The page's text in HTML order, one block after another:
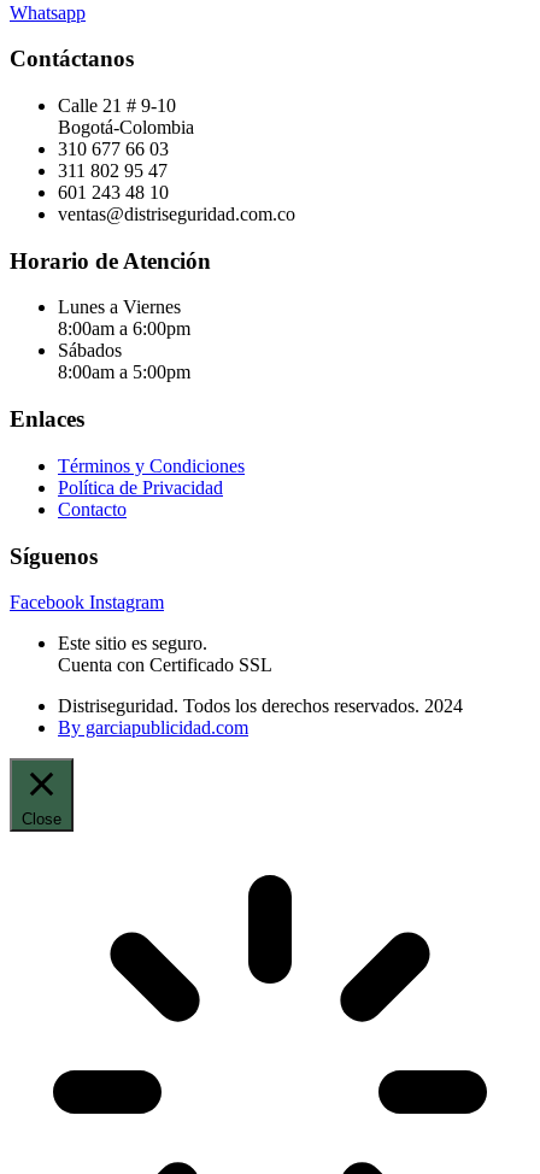
Whatsapp
Contáctanos
Calle 21 # 9-10
Bogotá-Colombia
310 677 66 03
311 802 95 47
601 243 48 10
ventas@distriseguridad.com.co
Horario de Atención
Lunes a Viernes
8:00am a 6:00pm
Sábados
8:00am a 5:00pm
Enlaces
Términos y Condiciones
Política de Privacidad
Contacto
Síguenos
Facebook Instagram
Este sitio es seguro.
Cuenta con Certificado SSL
Distriseguridad. Todos los derechos reservados. 2024
By garciapublicidad.com
Close